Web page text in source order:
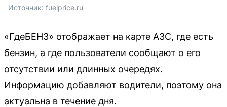
Источник: fuelprice.ru
«ГдеБЕНЗ» отображает на карте АЗС, где есть
бензин, а где пользователи сообщают о его
отсутствии или длинных очередях.
Информацию добавляют водители, поэтому она
актуальна в течение дня.